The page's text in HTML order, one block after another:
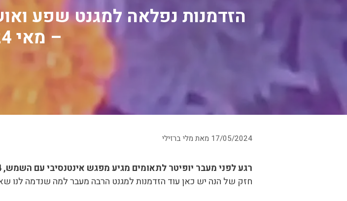
הזדמנות נפלאה למגנט שפע
– מאי 2024
17/05/2024 מאת מלי ברזילי
רגע לפני מעבר יופיטר לתאומים מגיע מפגש אינטנסיבי עם השמש, 18.5.24 בשעה 21.45 שעון ישראל, במעלה 28.18 …
חזק של הנה יש כאן עוד הזדמנות למגנט הרבה מעבר למה שנדמה לנו